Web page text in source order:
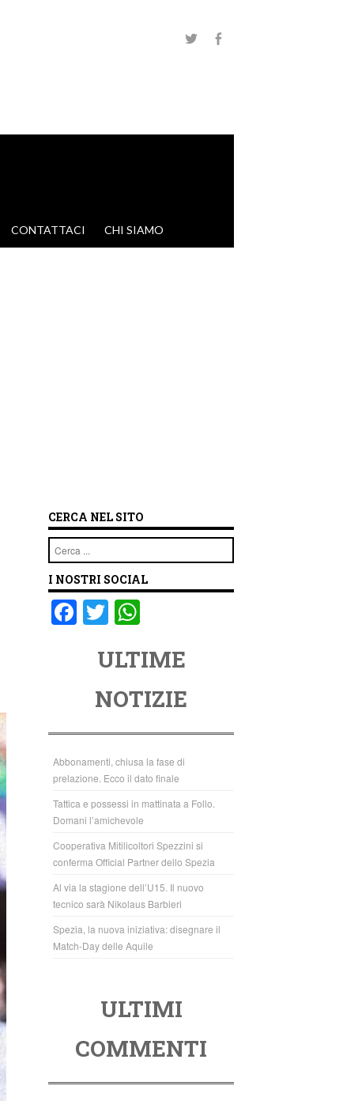
CONTATTACI CHI SIAMO
CERCA NEL SITO
Cerca
I NOSTRI SOCIAL
F
o
o
k
T
tt
er
at
s
A
p
p
ULTIME
NOTIZIE
Abbonamenti, chiusa la fase di
prelazione. Ecco il dato finale
Tattica e possessi in mattinata a Follo.
Domani l’amichevole
Cooperativa Mitilicoltori Spezzini si
conferma Official Partner dello Spezia
Al via la stagione dell’U15. Il nuovo
tecnico sarà Nikolaus Barbieri
Spezia, la nuova iniziativa: disegnare il
Match-Day delle Aquile
ULTIMI
COMMENTI